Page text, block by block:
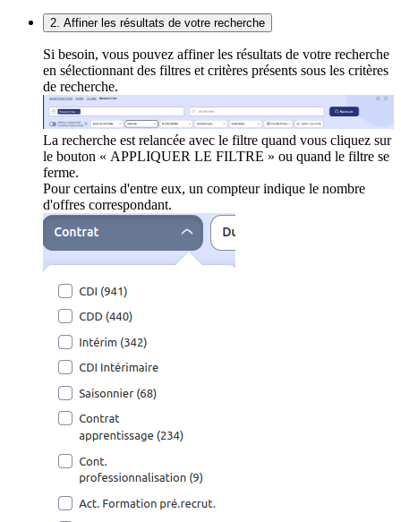
2. Affiner les résultats de votre recherche
Si besoin, vous pouvez affiner les résultats de votre recherche
en sélectionnant des filtres et critères présents sous les critères
de recherche.
La recherche est relancée avec le filtre quand vous cliquez sur
le bouton « APPLIQUER LE FILTRE » ou quand le filtre se
ferme.
Pour certains d'entre eux, un compteur indique le nombre
d'offres correspondant.